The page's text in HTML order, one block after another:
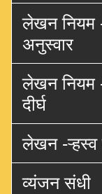
लेखन नियम
अनुस्वार
लेखन नियम
दीर्घ
लेखन -ऱ्हस्व
व्यंजन संधी